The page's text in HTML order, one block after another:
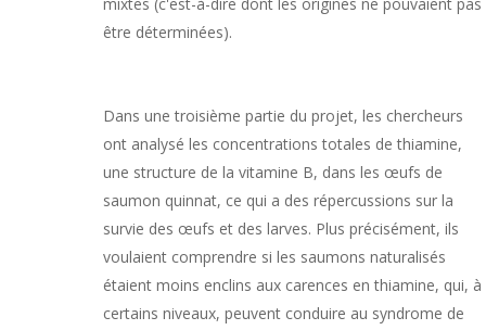
être déterminées).
Dans une troisième partie du projet, les chercheurs
ont analysé les concentrations totales de thiamine,
une structure de la vitamine B, dans les œufs de
saumon quinnat, ce qui a des répercussions sur la
survie des œufs et des larves. Plus précisément, ils
voulaient comprendre si les saumons naturalisés
étaient moins enclins aux carences en thiamine, qui, à
certains niveaux, peuvent conduire au syndrome de